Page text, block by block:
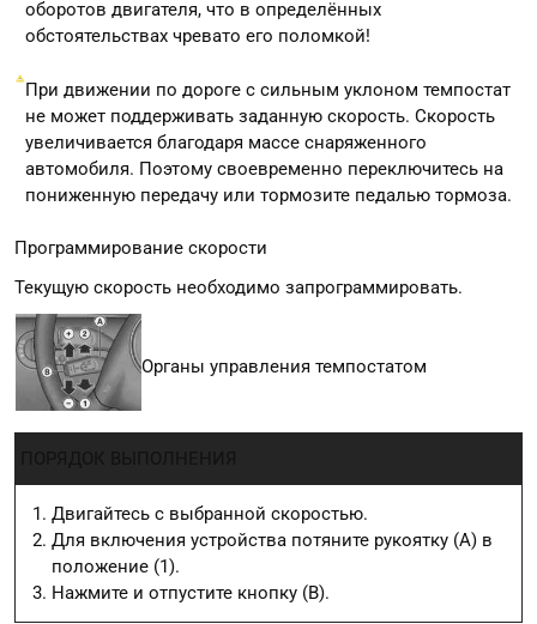
оборотов двигателя, что в определённых
обстоятельствах чревато его поломкой!
При движении по дороге с сильным уклоном темпостат
не может поддерживать заданную скорость. Скорость
увеличивается благодаря массе снаряженного
автомобиля. Поэтому своевременно переключитесь на
пониженную передачу или тормозите педалью тормоза.
Программирование скорости
Текущую скорость необходимо запрограммировать.
Органы управления темпостатом
Двигайтесь с выбранной скоростью.
Для включения устройства потяните рукоятку (А) в
положение (1).
Нажмите и отпустите кнопку (B).